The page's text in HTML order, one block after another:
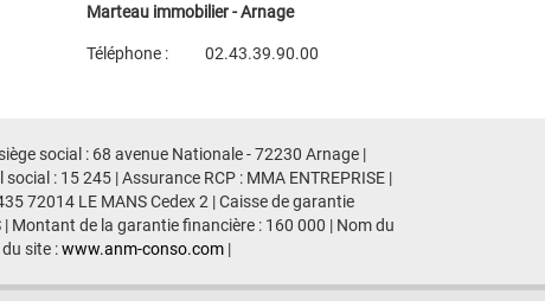
Marteau immobilier - Arnage
Téléphone :
02.43.39.90.00
social : 68 avenue Nationale - 72230 Arnage |
: 15 245 | Assurance RCP : MMA ENTREPRISE |
72014 LE MANS Cedex 2 | Caisse de garantie
| Montant de la garantie financière : 160 000 | Nom du
site :www.anm-conso.com |